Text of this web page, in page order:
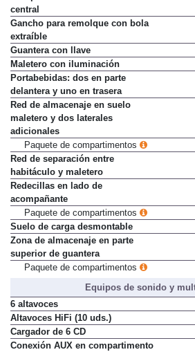
Compartimento en consola
central
Gancho para remolque con bola
extraíble
Guantera con llave
Maletero con iluminación
Portabebidas: dos en parte
delantera y uno en trasera
Red de almacenaje en suelo
maletero y dos laterales
adicionales
Paquete de compartimentos
Red de separación entre
habitáculo y maletero
Redecillas en lado de
acompañante
Paquete de compartimentos
Suelo de carga desmontable
Zona de almacenaje en parte
superior de guantera
Equipos de sonido y
6 altavoces
Altavoces HiFi (10 uds.)
Cargador de 6 CD